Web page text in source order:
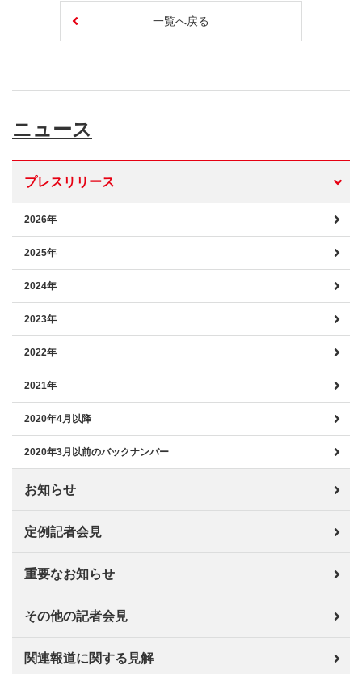
一覧へ戻る
ニュース
プレスリリース
2026年
2025年
2024年
2023年
2022年
2021年
2020年4月以降
2020年3月以前のバックナンバー
お知らせ
定例記者会見
重要なお知らせ
その他の記者会見
関連報道に関する見解